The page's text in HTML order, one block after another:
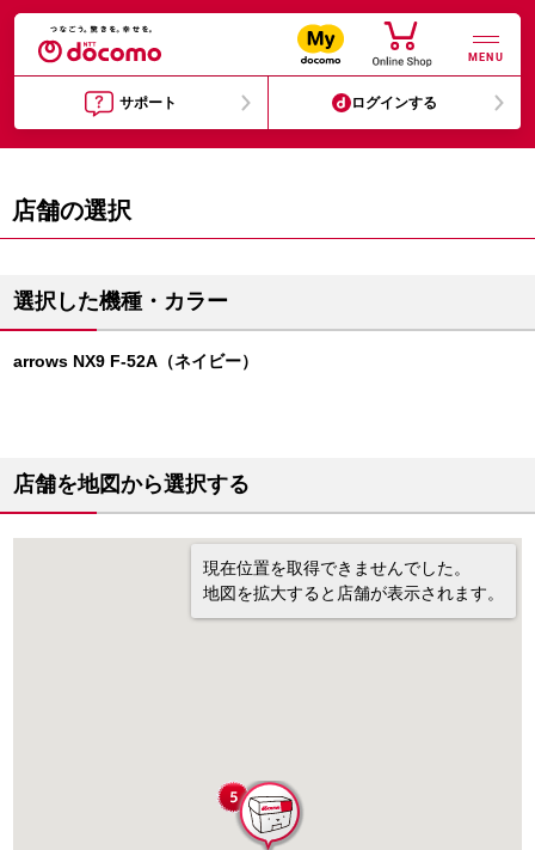
MENU
サポート ログインする
店舗の選択
選択した機種・カラー
arrows NX9 F-52A（ネイビー）
店舗を地図から選択する
現在位置を取得できませんでした。
地図を拡大すると店舗が表示されます。